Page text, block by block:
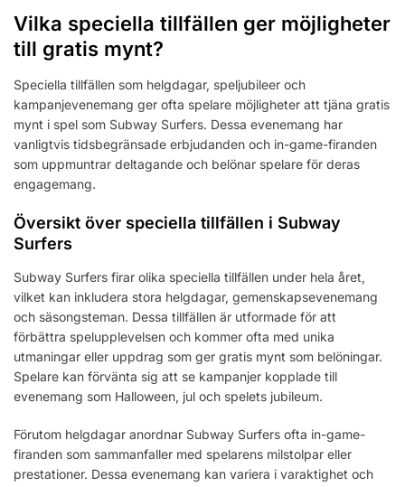
Vilka speciella tillfällen ger möjligheter
till gratis mynt?
Speciella tillfällen som helgdagar, speljubileer och
kampanjevenemang ger ofta spelare möjligheter att tjäna gratis
mynt i spel som Subway Surfers. Dessa evenemang har
vanligtvis tidsbegränsade erbjudanden och in-game-firanden
som uppmuntrar deltagande och belönar spelare för deras
engagemang.
Översikt över speciella tillfällen i Subway
Surfers
Subway Surfers firar olika speciella tillfällen under hela året,
vilket kan inkludera stora helgdagar, gemenskapsevenemang
och säsongsteman. Dessa tillfällen är utformade för att
förbättra spelupplevelsen och kommer ofta med unika
utmaningar eller uppdrag som ger gratis mynt som belöningar.
Spelare kan förvänta sig att se kampanjer kopplade till
evenemang som Halloween, jul och spelets jubileum.
Förutom helgdagar anordnar Subway Surfers ofta in-game-
firanden som sammanfaller med spelarens milstolpar eller
prestationer. Dessa evenemang kan variera i varaktighet och